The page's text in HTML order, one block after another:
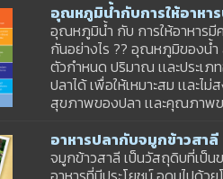
อุณหภูมิน้ำกับการให้อาหา
อุณหภูมิน้ำ กับ การให้อาหารมี
กันอย่างไร ?? อุณหภูมิของน้ำ
ตัวกำหนด ปริมาณ เเละประเภ
ปลาได้ เพื่อให้เหมาะสม เเละไ
สุขภาพของปลา เเละคุณภาพ
อาหารปลากับจมูกข้าวสาลี
จมูกข้าวสาลี เป็นวัสถุดิบที่เป็น